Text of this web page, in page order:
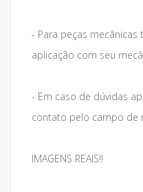
- Para peças mecânicas
aplicação com seu
- Em caso de dúvidas
contato pelo campo de
IMAGENS REAIS!!